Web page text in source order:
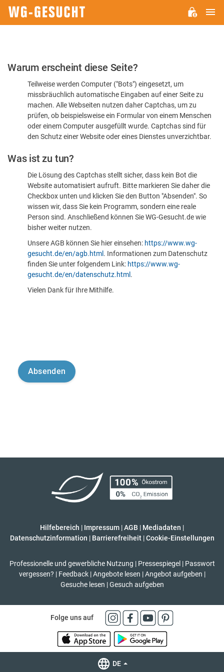
Bitte
dass
sind
Warum erscheint diese Seite?
Teilweise werden Computer ("Bots") eingesetzt, um
missbräuchlich automatische Eingaben auf einer Seite zu
machen. Alle Webseiten nutzen daher Captchas, um zu
prüfen, ob beispielsweise ein Formular von einem Menschen
oder einem Computer ausgefüllt wurde. Captchas sind für
den Schutz einer Website oder eines Dienstes unverzichtbar.
Was ist zu tun?
Die Lösung des Captchas stellt sicher, dass kein Bot die
Website automatisiert aufruft. Bitte markieren Sie daher die
Checkbox unten und klicken Sie den Button "Absenden". So
wissen wir, dass Sie kein Programm, sondern eine reale
Person sind. Anschließend können Sie WG-Gesucht.de wie
bisher weiter nutzen.
Unsere AGB können Sie hier einsehen: https://www.wg-
gesucht.de/en/agb.html . Informationen zum Datenschutz
finden Sie unter folgendem Link: https://www.wg-
gesucht.de/en/datenschutz.html .
Vielen Dank für Ihre Mithilfe.
Hilfebereich | Impressum |AGB | Mediadaten |
Datenschutzinformation | Barrierefreiheit | Cookie-Einstellungen
Professionelle und gewerbliche Nutzung | Pressespiegel | Passwort
vergessen? | Feedback | Angebote lesen | Angebot aufgeben |
Gesuche lesen | Gesuch aufgeben
Folge uns auf
DE